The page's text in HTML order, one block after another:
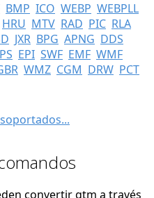
BMP ICO WEBP WEBPLL
HRU MTV RAD PIC RLA
JXR BPG APNG DDS
PS EPI SWF EMF WMF
WMZ CGM DRW PCT
convertir gtm a través